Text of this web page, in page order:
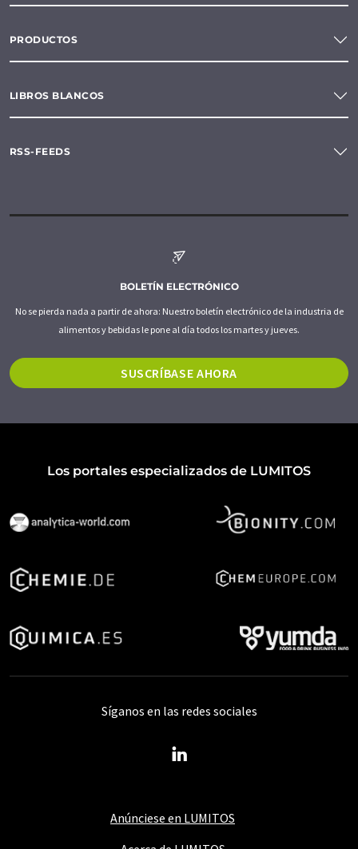
PRODUCTOS
LIBROS BLANCOS
RSS-FEEDS
BOLETÍN ELECTRÓNICO
No se pierda nada a partir de ahora: Nuestro boletín electrónico de la industria de
alimentos y bebidas le pone al día todos los martes y jueves.
SUSCRÍBASE AHORA
Los portales especializados de LUMITOS
Anúnciese en LUMITOS
Síganos en las redes sociales